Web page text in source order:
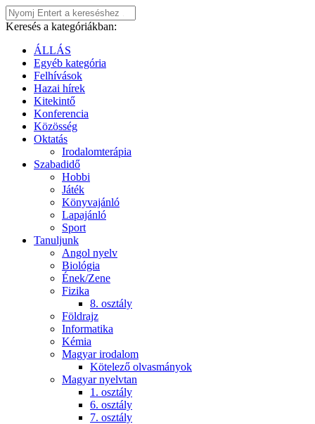
Keresés a kategóriákban:
ÁLLÁS
Egyéb kategória
Felhívások
Hazai hírek
Kitekintő
Konferencia
Közösség
Oktatás
Irodalomterápia
Szabadidő
Hobbi
Játék
Könyvajánló
Lapajánló
Sport
Tanuljunk
Angol nyelv
Biológia
Ének/Zene
Fizika
8. osztály
Földrajz
Informatika
Kémia
Magyar irodalom
Kötelező olvasmányok
Magyar nyelvtan
1. osztály
6. osztály
7. osztály